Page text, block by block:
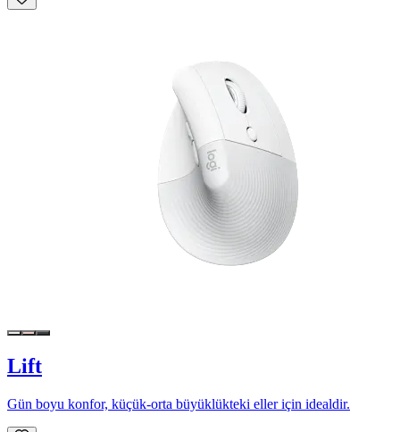
Lift
Gün boyu konfor, küçük-orta büyüklükteki eller için idealdir.